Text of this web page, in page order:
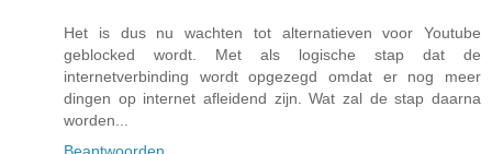
Het is dus nu wachten tot alternatieven voor Youtube
geblocked wordt. Met als logische stap dat de
internetverbinding wordt opgezegd omdat er nog meer
dingen op internet afleidend zijn. Wat zal de stap daarna
worden...